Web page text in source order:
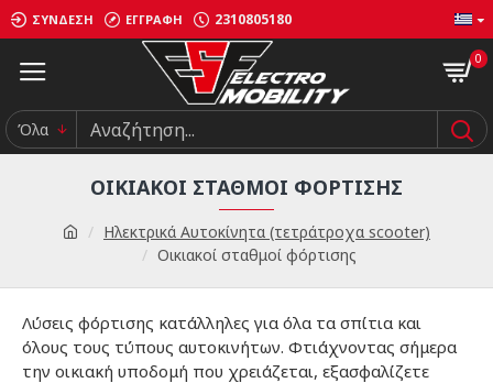
ΣΎΝΔΕΣΗ ΕΓΓΡΑΦΉ 2310805180
0
Όλα
Ηλεκτρικά Αυτοκίνητα (τετράτροχα scooter)
Οικιακοί σταθμοί φόρτισης
ΟΙΚΙΑΚΟΊ ΣΤΑΘΜΟΊ ΦΌΡΤΙΣΗΣ
Λύσεις φόρτισης κατάλληλες για όλα τα σπίτια και
όλους τους τύπους αυτοκινήτων. Φτιάχνοντας σήμερα
την οικιακή υποδομή που χρειάζεται, εξασφαλίζετε